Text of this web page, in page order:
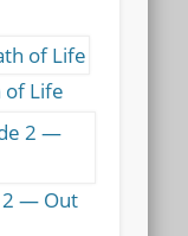
of Life
2 — Out